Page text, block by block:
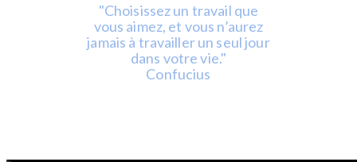
"Choisissez un travail que
vous aimez, et vous n’aurez
jamais à travailler un seul jour
dans votre vie."
Confucius